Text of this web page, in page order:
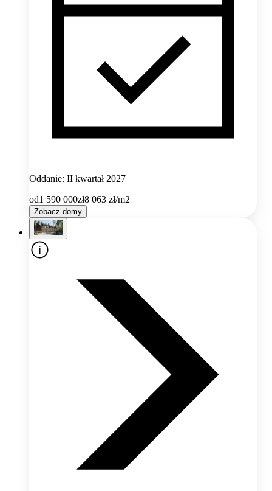
Oddanie: II kwartał 2027
od1 590 000zł8 063 zł/m2
Zobacz domy